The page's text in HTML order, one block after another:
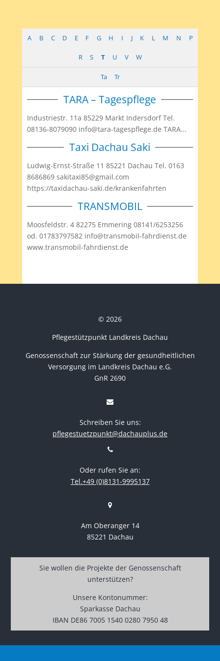
A B C D E F G H I J K L M N P
R S T U V W
Ta Tr
TARA – Tagespflege
Industriestr. 11a 85229 Markt Indersdorf Tel.
08136-8079090 info@tara-tagespflege.de TARA...
Taxi Dachau Saki
Ludwig-Ernst-Straße 11 85221 Dachau Tel. 0163
8686869 sakitaxi85@gmail.com
https://taxidachau-saki.de/krankenfahrten
TRANSMOBIL
Moosfeldstr. 4 82275 Emmering 08141/6253256
od. 01783797582 info@transmobil-fahrdienst.de
www.transmobil-fahrdienst.de
© 2026
Pflegestützpunkt Landkreis Dachau
Genossenschaft zur Stärkung der gesundheitlichen
Versorgung im Landkreis Dachau e.G.
GnR 2690
Schreiben Sie uns:
pflegestuetzpunkt@dachauplus.de
Oder rufen Sie an:
Tel.+49 (0)8131-9995137
Am Oberanger 14
85221 Dachau
Sie wollen die Projekte der Genossenschaft
unterstützen?
Unsere Kontonummer:
Sparkasse Dachau
IBAN DE86 7005 1540 0280 7950 48